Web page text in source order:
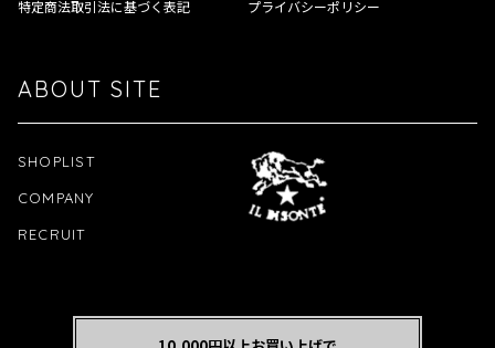
特定商法取引法に基づく表記 プライバシーポリシー
ABOUT SITE
SHOPLIST
COMPANY
RECRUIT